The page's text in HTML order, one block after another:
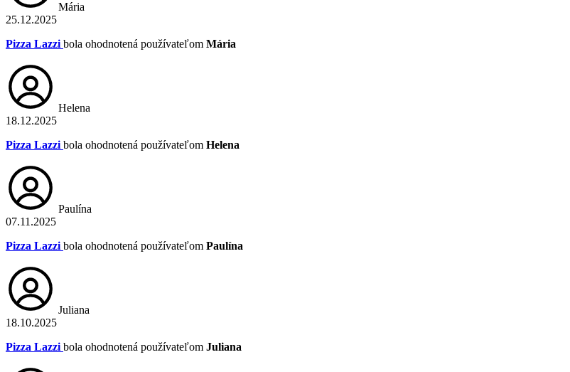
Mária
25.12.2025
Pizza Lazzi bola ohodnotená používateľom Mária
Helena
18.12.2025
Pizza Lazzi bola ohodnotená používateľom Helena
Paulína
07.11.2025
Pizza Lazzi bola ohodnotená používateľom Paulína
Juliana
18.10.2025
Pizza Lazzi bola ohodnotená používateľom Juliana